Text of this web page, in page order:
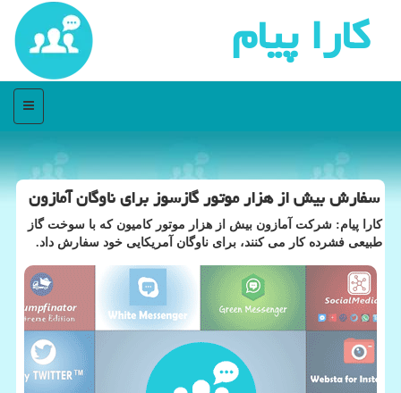
كارا پیام
منو
سفارش بیش از هزار موتور گازسوز برای ناوگان آمازون
کارا پیام: شرکت آمازون بیش از هزار موتور کامیون که با سوخت گاز
طبیعی فشرده کار می کنند، برای ناوگان آمریکایی خود سفارش داد.